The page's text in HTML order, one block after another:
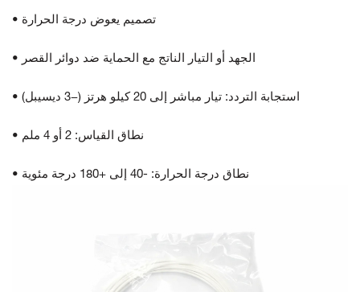
• تصميم يعوض درجة الحرارة
• الجهد أو التيار الناتج مع الحماية ضد دوائر القصر
• استجابة التردد: تيار مباشر إلى 20 كيلو هرتز (−3 ديسيبل)
• نطاق القياس: 2 أو 4 ملم
• نطاق درجة الحرارة: -40 إلى +180 درجة مئوية